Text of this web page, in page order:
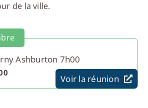
de la ville.
Ashburton 7h00
Voir la réunion